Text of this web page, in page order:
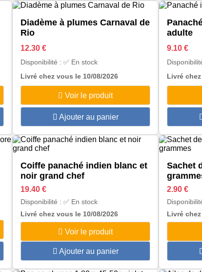
Diadème à plumes Carnaval de
Rio
12.30 €
Disponibilité : ✅ En stock
Livré chez vous le 10/08/2026
Voir le produit
Ajouter au panier
adulte
9.10 €
Livré
Coiffe panaché indien blanc et
noir grand chef
19.40 €
Disponibilité : ✅ En stock
Livré chez vous le 10/08/2026
Voir le produit
Ajouter au panier
Sachet
2.90 €
Livré